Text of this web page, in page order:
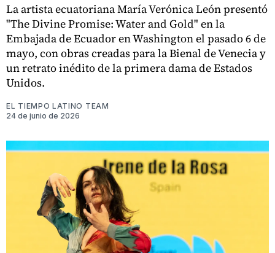
La artista ecuatoriana María Verónica León presentó
"The Divine Promise: Water and Gold" en la
Embajada de Ecuador en Washington el pasado 6 de
mayo, con obras creadas para la Bienal de Venecia y
un retrato inédito de la primera dama de Estados
Unidos.
EL TIEMPO LATINO TEAM
24 de junio de 2026